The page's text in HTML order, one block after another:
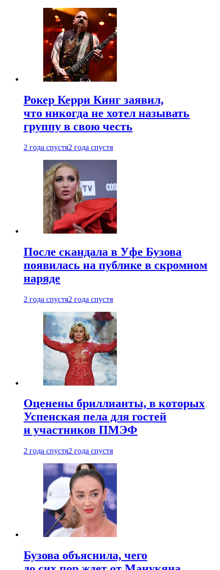
Рокер Керри Кинг заявил,
что никогда не хотел называть
группу в свою честь
2 года спустя2 года спустя
После скандала в Уфе Бузова
появилась на публике в скромном
наряде
2 года спустя2 года спустя
Оценены бриллианты, в которых
Успенская пела для гостей
и участников ПМЭФ
2 года спустя2 года спустя
Бузова объяснила, чего